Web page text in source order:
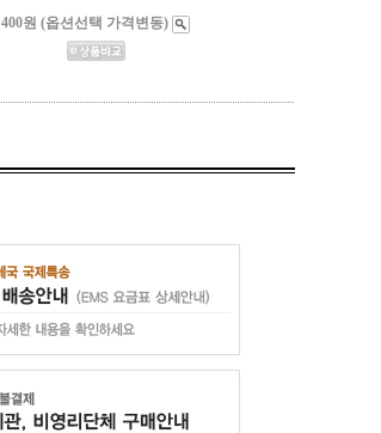
400원 (옵션선택 가격변동)